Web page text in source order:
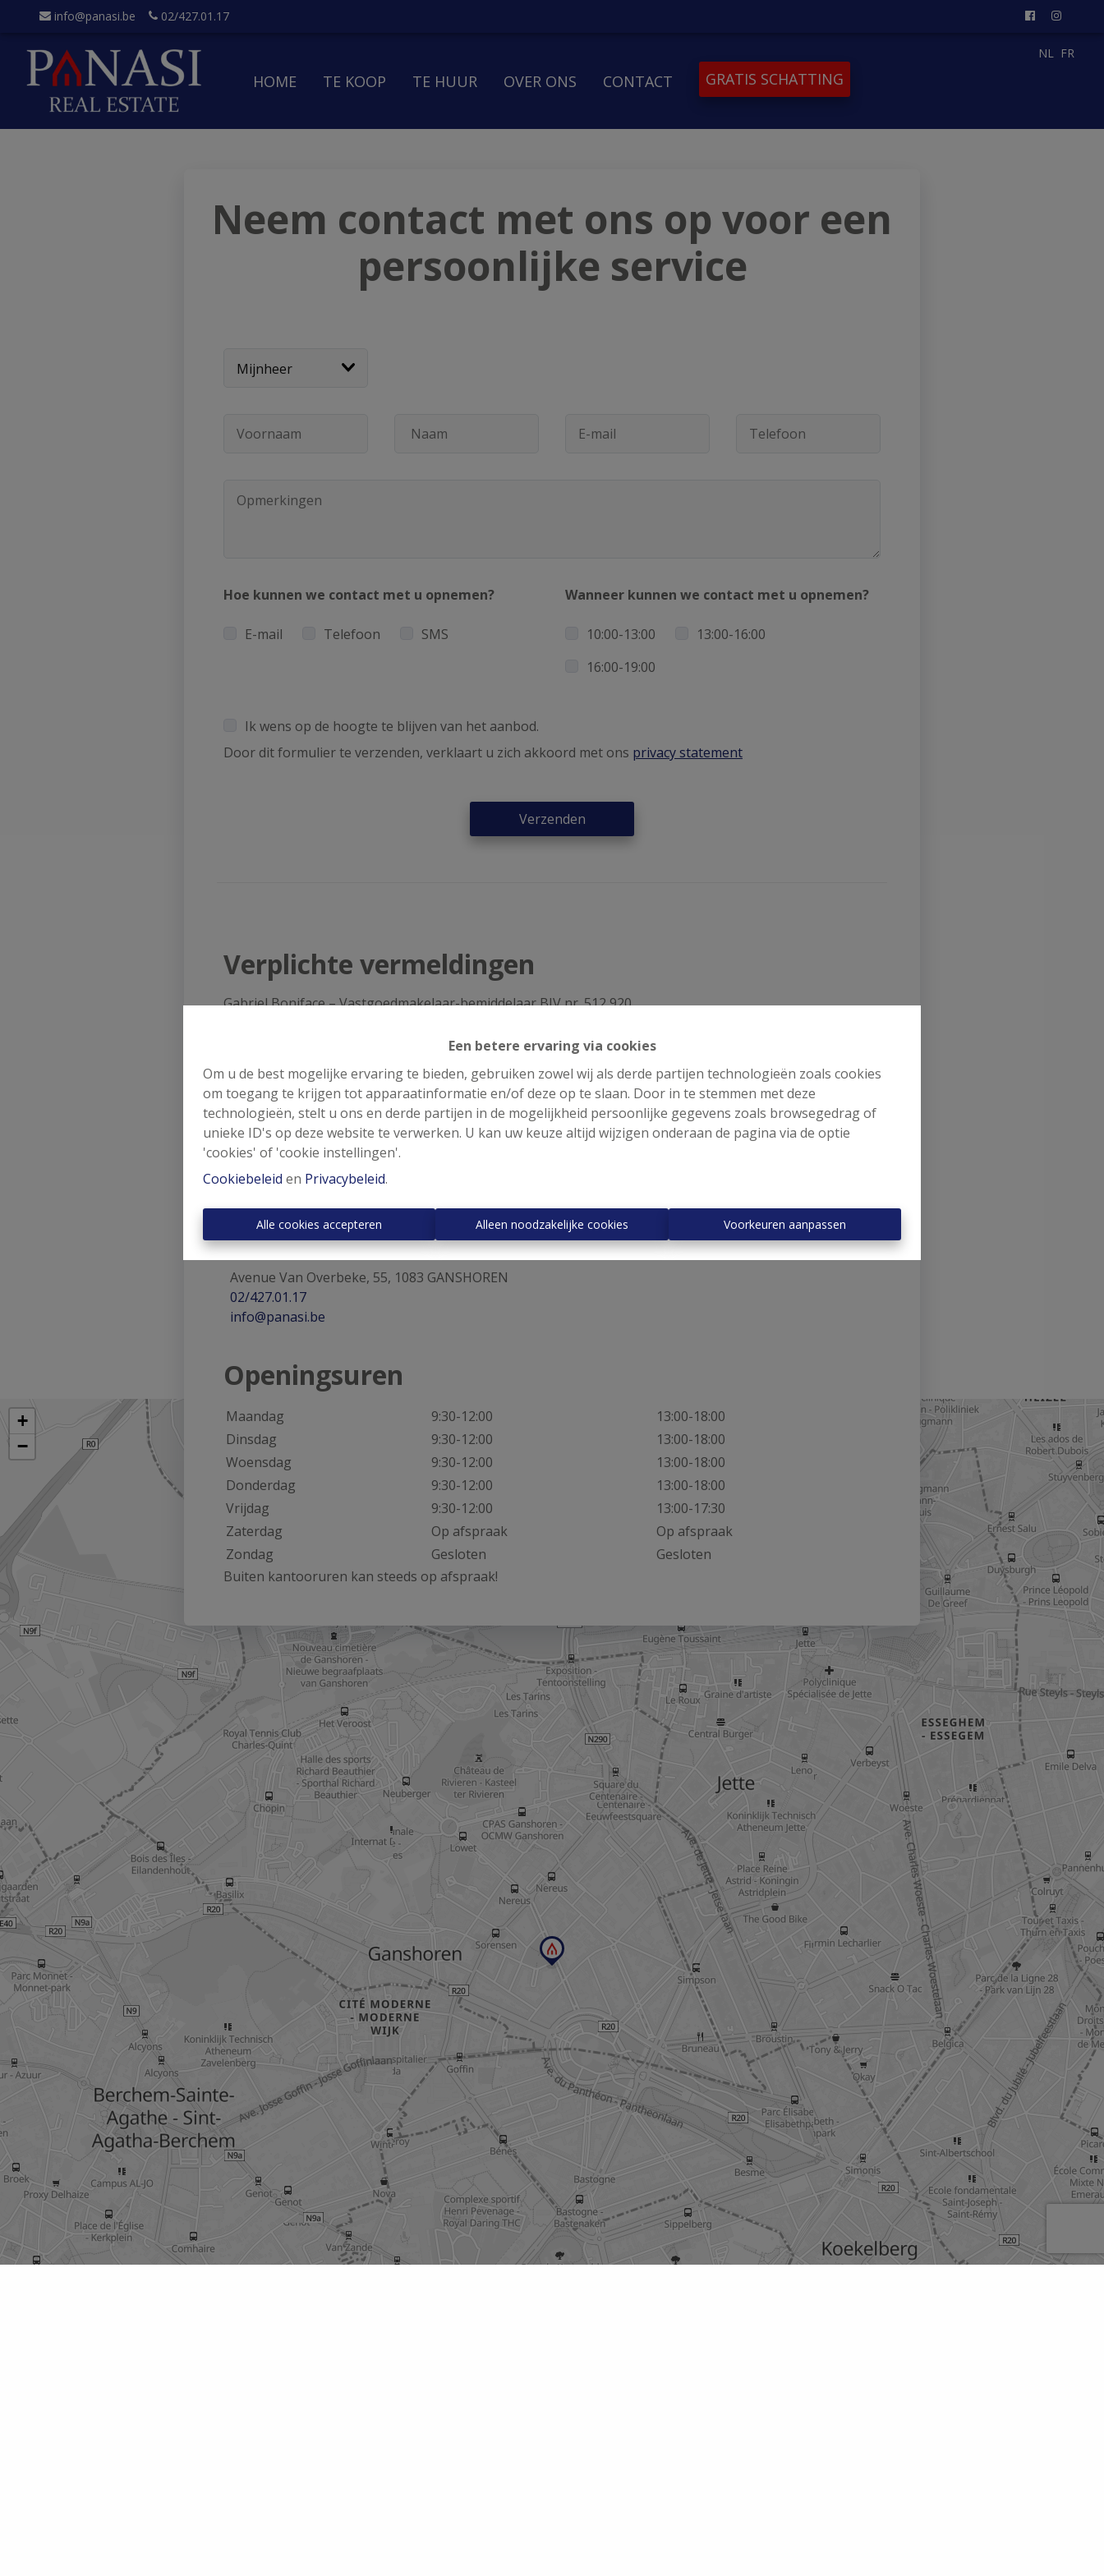
Een betere ervaring via cookies
Om u de best mogelijke ervaring te bieden, gebruiken zowel wij als derde partijen technologieën zoals cookies
om toegang te krijgen tot apparaatinformatie en/of deze op te slaan. Door in te stemmen met deze
technologieën, stelt u ons en derde partijen in de mogelijkheid persoonlijke gegevens zoals browsegedrag of
unieke ID's op deze website te verwerken. U kan uw keuze altijd wijzigen onderaan de pagina via de optie
'cookies' of 'cookie instellingen'.
Cookiebeleid en Privacybeleid.
Alle cookies accepteren Alleen noodzakelijke cookies Voorkeuren aanpassen
info@panasi.be 02/427.01.17
HOME TE KOOP TE HUUR OVER ONS CONTACT GRATIS SCHATTING
NL FR
Neem contact met ons op voor een
persoonlijke service
Hoe kunnen we contact met u opnemen?
E-mail Telefoon SMS
Wanneer kunnen we contact met u opnemen?
10:00-13:00
13:00-16:00
16:00-19:00
Ik wens op de hoogte te blijven van het aanbod.
Door dit formulier te verzenden, verklaart u zich akkoord met ons privacy statement
Verzenden
Verplichte vermeldingen
Gabriel Boniface – Vastgoedmakelaar-bemiddelaar BIV nr. 512 920
Beroepsinstituut van Vastgoedmakelaars
Luxemburgstraat 16B
1000 Brussel
Onderhevig aande plichtenleer van de
vastgoedmakelaar
BTW nummer: BE 0808 527 959
BA en borgstelling via NV AXA Belgium (polisnr.
730.390.160 )
Adres
Avenue Van Overbeke, 55, 1083 GANSHOREN
02/427.01.17
info@panasi.be
Openingsuren
Maandag 9:30-12:00
13:00-18:00
Dinsdag
9:30-12:00
13:00-18:00
Woensdag
9:30-12:00
13:00-18:00
Donderdag
9:30-12:00
13:00-18:00
Vrijdag
9:30-12:00
13:00-17:30
Zaterdag
Op afspraak
Op afspraak
Zondag
Gesloten
Gesloten
Buiten kantooruren kan steeds op afspraak!